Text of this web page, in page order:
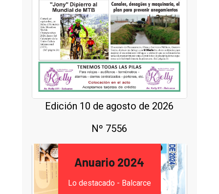
Edición 10 de agosto de 2026
Nº 7556
Anuario 2024
Lo destacado - Balcarce